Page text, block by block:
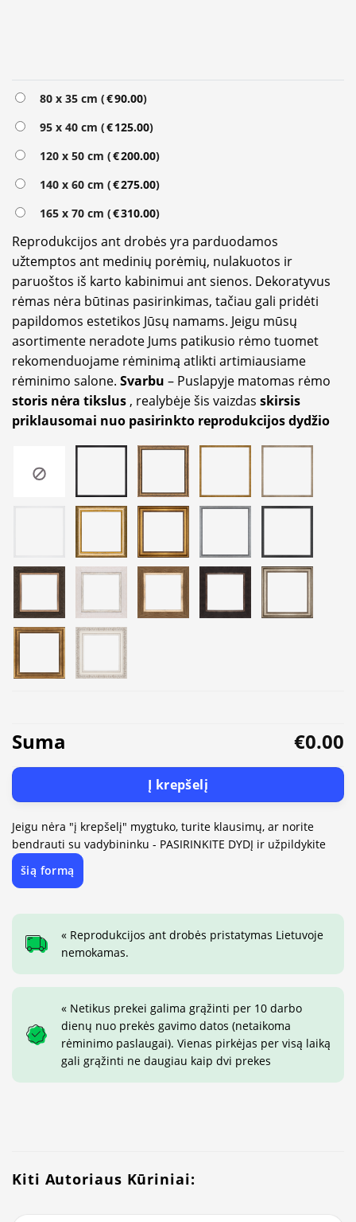
80 x 35 cm (€90.00)
95 x 40 cm (€125.00)
120 x 50 cm (€200.00)
140 x 60 cm (€275.00)
165 x 70 cm (€310.00)
Reprodukcijos ant drobės yra parduodamos
užtemptos ant medinių porėmių, nulakuotos ir
paruoštos iš karto kabinimui ant sienos. Dekoratyvus
rėmas nėra būtinas pasirinkimas, tačiau gali pridėti
papildomos estetikos Jūsų namams. Jeigu mūsų
asortimente neradote Jums patikusio rėmo tuomet
rekomenduojame rėminimą atlikti artimiausiame
rėminimo salone. Svarbu – Puslapyje matomas rėmo
storis nėra tikslus , realybėje šis vaizdas skirsis
priklausomai nuo pasirinkto reprodukcijos dydžio
Suma €0.00
Į krepšelį
Alternative:
Jeigu nėra "į krepšelį" mygtuko, turite klausimų, ar norite
bendrauti su vadybininku - PASIRINKITE DYDĮ ir užpildykite
šią formą
« Reprodukcijos ant drobės pristatymas Lietuvoje
nemokamas.
« Netikus prekei galima grąžinti per 10 darbo
dienų nuo prekės gavimo datos (netaikoma
rėminimo paslaugai). Vienas pirkėjas per visą laiką
gali grąžinti ne daugiau kaip dvi prekes
Kiti Autoriaus Kūriniai: